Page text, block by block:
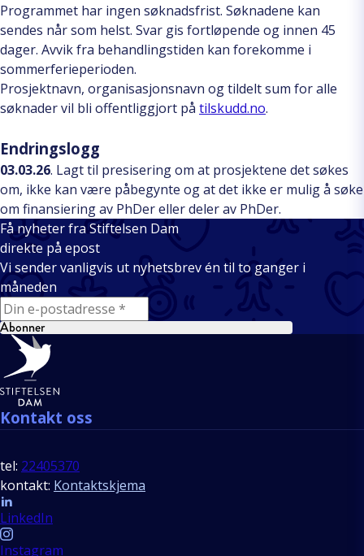
Programmet har ingen søknadsfrist. Søknadene kan
sendes når som helst. Svar gis fortløpende og innen 45
dager. Avvik fra behandlingstiden kan forekomme i
sommerferieperioden.
Prosjektnavn, organisasjonsnavn og tildelt sum for alle
søknader vil bli offentliggjort på tilskudd.no.
Endringslogg
03.03.26. Lagt til presisering om at prosjektene det søkes
om, ikke kan være påbegynte og at det ikke er mulig å søke
om finansiering av PhDer eller deler av PhDer.
Få nyheter fra Stiftelsen Dam
direkte på epost
Vi sender vanligvis ut nyhetsbrev én til to ganger i
måneden
E-mail
Abonner
Bunntekst
Kontakt oss
tel: 22405370
kontakt: Kontaktskjema
Follow us
LinkedIn
Instagram